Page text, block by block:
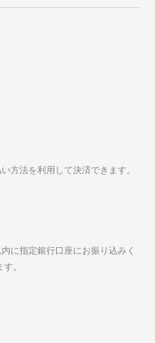
方法を利用して決済できます。
に指定銀行口座にお振り込みく
。